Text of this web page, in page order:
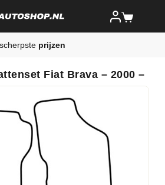
prijzen
Fiat Brava – 2000 –